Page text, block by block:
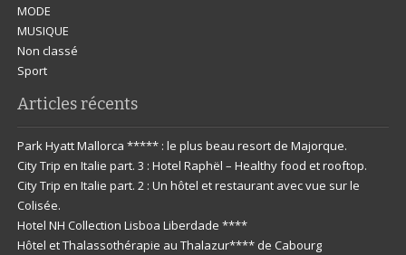
MODE
MUSIQUE
Non classé
Sport
Articles récents
Park Hyatt Mallorca ***** : le plus beau resort de Majorque.
City Trip en Italie part. 3 : Hotel Raphël – Healthy food et rooftop.
City Trip en Italie part. 2 : Un hôtel et restaurant avec vue sur le
Colisée.
Hotel NH Collection Lisboa Liberdade ****
Hôtel et Thalassothérapie au Thalazur**** de Cabourg